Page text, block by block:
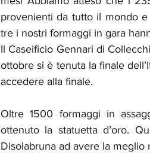
provenienti da tutto il mondo
tre i nostri formaggi in gara
Il Caseificio Gennari di
ottobre si è tenuta la finale
accedere alla finale.
Oltre 1500 formaggi in
ottenuto la statuetta d’oro.
Disolabruna ad avere la